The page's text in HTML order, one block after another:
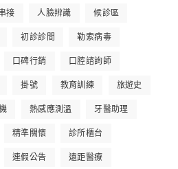
接 人臉辨識 候診區
初診診間 勒索病毒
口碑行銷 口腔諮詢師
掛號 教育訓練 旅遊史
熱感應測溫 牙醫助理
精準關懷 診所櫃台
連假公告 遠距醫療